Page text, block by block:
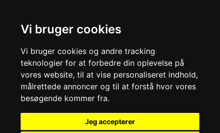
Vi bruger cookies
Vi bruger cookies og andre tracking
teknologier for at forbedre din oplevelse på
vores website, til at vise personaliseret indhold,
målrettede annoncer og til at forstå hvor vores
besøgende kommer fra.
Jeg accepterer